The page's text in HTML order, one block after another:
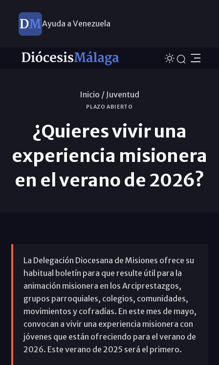
Ayuda a Venezuela
Inicio / Juventud
PLAZO ABIERTO
¿Quieres vivir una
experiencia misionera
en el verano de 2026?
La Delegación Diocesana de Misiones ofrece su
habitual boletín para que resulte útil para la
animación misionera en los Arciprestazgos,
grupos parroquiales, colegios, comunidades,
movimientos y cofradías. En este mes de mayo,
convocan a vivir una experiencia misionera con
jóvenes que están ofreciendo para el verano de
2026. Este verano de 2025 será el primero.